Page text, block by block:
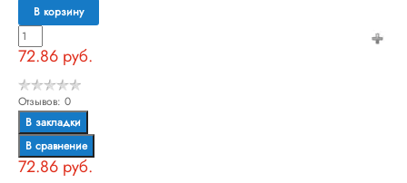
В корзину
72.86 руб.
Отзывов: 0
В закладки
В сравнение
72.86 руб.